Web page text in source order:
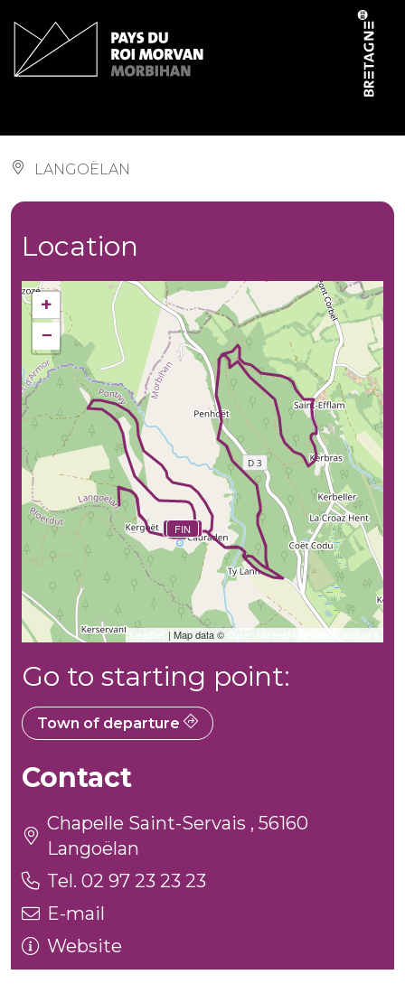
LANGOËLAN
Location
DÉBUT
FIN
+
−
Leaflet | Map data ©
Go to starting point:
Town of departure
Contact
Chapelle Saint-Servais , 56160
Langoëlan
Tel. 02 97 23 23 23
E-mail
Website